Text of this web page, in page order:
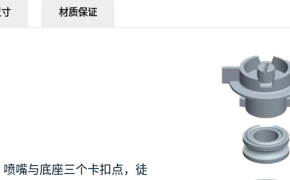
材质保证
嘴与底座三个卡扣点，徒